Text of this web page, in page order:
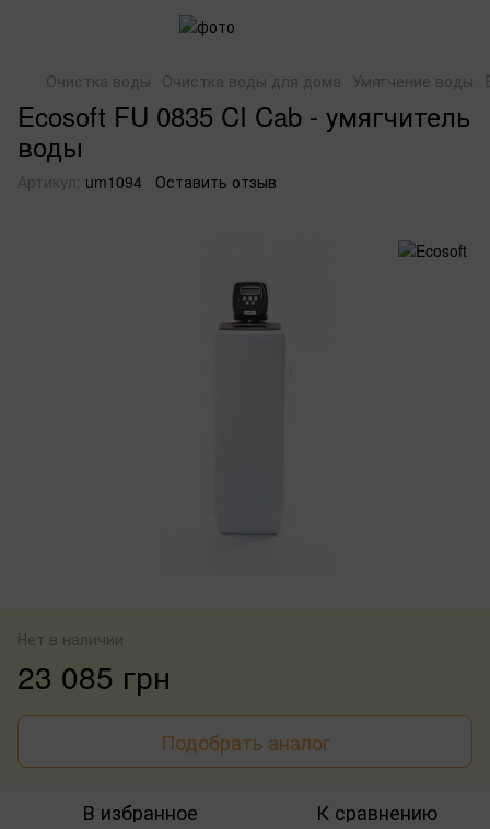
Очистка воды Очистка воды для дома Умягчение воды
Ecosoft FU 0835 CI Cab - умягчитель
воды
Артикул: um1094 Оставить отзыв
Нет в наличии
23 085 грн
Подобрать аналог
В избранное К сравнению